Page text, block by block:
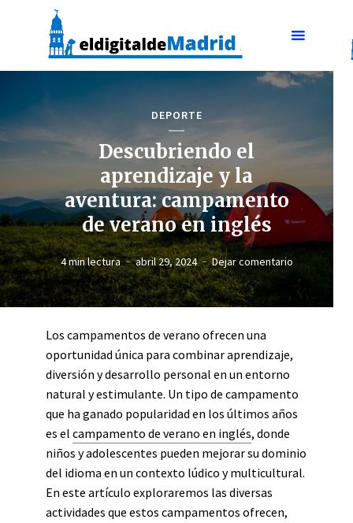
DEPORTE
Descubriendo el
aprendizaje y la
aventura: campamento
de verano en inglés
4 min lectura abril 29, 2024 Dejar comentario
Los campamentos de verano ofrecen una
oportunidad única para combinar aprendizaje,
diversión y desarrollo personal en un entorno
natural y estimulante. Un tipo de campamento
que ha ganado popularidad en los últimos años
es el campamento de verano en inglés, donde
niños y adolescentes pueden mejorar su dominio
del idioma en un contexto lúdico y multicultural.
En este artículo exploraremos las diversas
actividades que estos campamentos ofrecen,